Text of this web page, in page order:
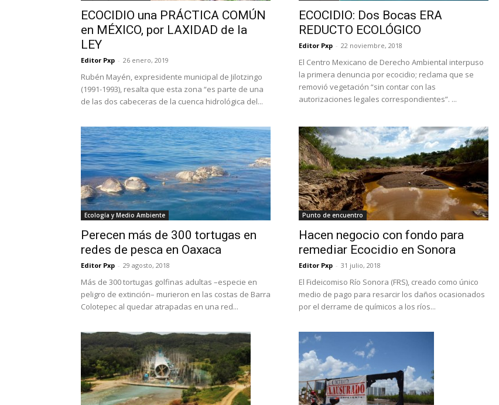
ECOCIDIO una PRÁCTICA COMÚN
en MÉXICO, por LAXIDAD de la
LEY
Editor Pxp - 26 enero, 2019
Rubén Mayén, expresidente municipal de Jilotzingo
(1991-1993), resalta que esta zona “es parte de una
de las dos cabeceras de la cuenca hidrológica del...
ECOCIDIO: Dos Bocas ERA
REDUCTO ECOLÓGICO
Editor Pxp - 22 noviembre, 2018
El Centro Mexicano de Derecho Ambiental interpuso
la primera denuncia por ecocidio; reclama que se
removió vegetación “sin contar con las
autorizaciones legales correspondientes”. ...
Ecología y Medio Ambiente
Perecen más de 300 tortugas en
redes de pesca en Oaxaca
Editor Pxp - 29 agosto, 2018
Más de 300 tortugas golfinas adultas –especie en
peligro de extinción– murieron en las costas de Barra
Colotepec al quedar atrapadas en una red...
Punto de encuentro
Hacen negocio con fondo para
remediar Ecocidio en Sonora
Editor Pxp - 31 julio, 2018
El Fideicomiso Río Sonora (FRS), creado como único
medio de pago para resarcir los daños ocasionados
por el derrame de químicos a los ríos...